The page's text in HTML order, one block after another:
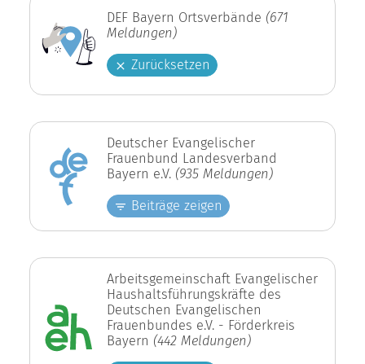
DEF Bayern Ortsverbände (671
Meldungen)
Zurücksetzen
Deutscher Evangelischer
Frauenbund Landesverband
Bayern e.V. (935 Meldungen)
Beiträge zeigen
Arbeitsgemeinschaft Evangelischer
Haushaltsführungskräfte des
Deutschen Evangelischen
Frauenbundes e.V. - Förderkreis
Bayern (442 Meldungen)